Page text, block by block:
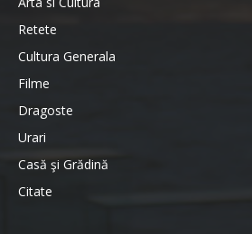
Retete
Cultura Generala
Filme
Dragoste
Urari
Casă şi Grădină
Citate